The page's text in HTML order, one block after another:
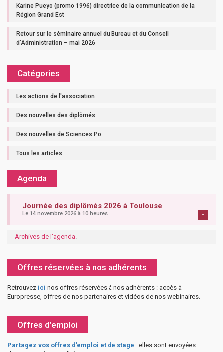
Karine Pueyo (promo 1996) directrice de la communication de la
Région Grand Est
Retour sur le séminaire annuel du Bureau et du Conseil
d’Administration – mai 2026
Catégories
Les actions de l'association
Des nouvelles des diplômés
Des nouvelles de Sciences Po
Tous les articles
Agenda
Journée des diplômés 2026 à Toulouse
Le 14 novembre 2026 à 10 heures +
Archives de l'agenda
Offres réservées à nos adhérents
Retrouvez ici nos offres réservées à nos adhérents : accès à
Europresse, offres de nos partenaires et vidéos de nos webinaires.
Offres d’emploi
Partagez vos offres d’emploi et de stage : elles sont envoyées